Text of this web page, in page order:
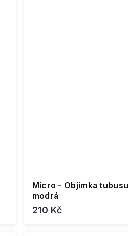
Micro - Objímka
modrá
210 Kč